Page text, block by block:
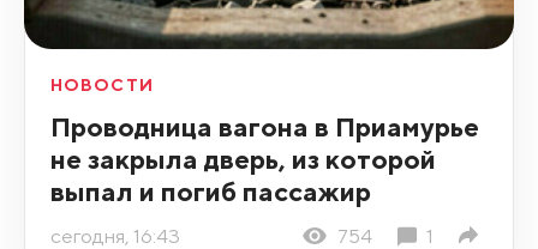
НОВОСТИ
Проводница вагона в Приамурье
не закрыла дверь, из которой
выпал и погиб пассажир
сегодня, 16:43 754 1